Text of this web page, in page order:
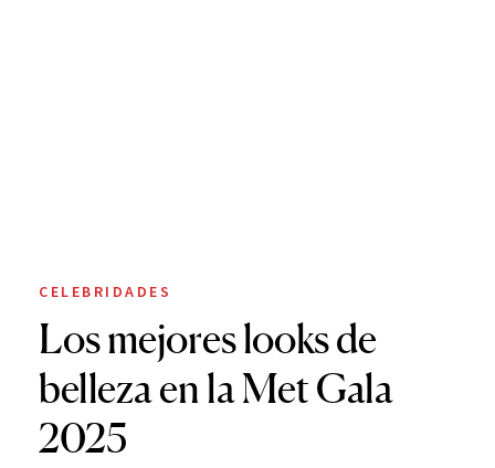
CELEBRIDADES
Los mejores looks de
belleza en la Met Gala
2025